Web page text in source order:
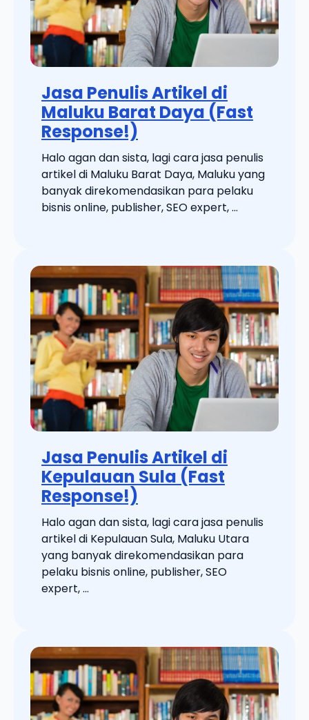
Jasa Penulis Artikel di
Maluku Barat Daya (Fast
Response!)
Halo agan dan sista, lagi cara jasa penulis
artikel di Maluku Barat Daya, Maluku yang
banyak direkomendasikan para pelaku
bisnis online, publisher, SEO expert, ...
Jasa Penulis Artikel di
Kepulauan Sula (Fast
Response!)
Halo agan dan sista, lagi cara jasa penulis
artikel di Kepulauan Sula, Maluku Utara
yang banyak direkomendasikan para
pelaku bisnis online, publisher, SEO
expert, ...